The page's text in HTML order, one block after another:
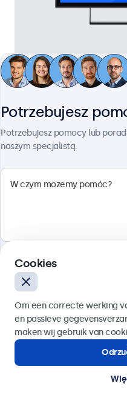
Monitor Dotykowy
Kod produktu:32TS7M
Wielopunktowy panel
Wejścia: HDMI,
Montaż: biurkowy, w
Rozmiar: 745 x 440 x 46 mm
Potrzebujesz
Potrzebujesz pomocy lub
naszym specjalistą.
Lub zadzwoń pod
Potrzebujesz pomocy?
Kontakt ze specjalistą.
Cookies
Om een correcte werking
en passieve
maken wij gebruik van